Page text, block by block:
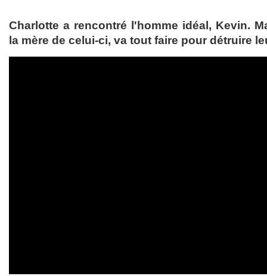
Charlotte a rencontré l'homme idéal, Kevin.
la mère de celui-ci, va tout faire pour détruire